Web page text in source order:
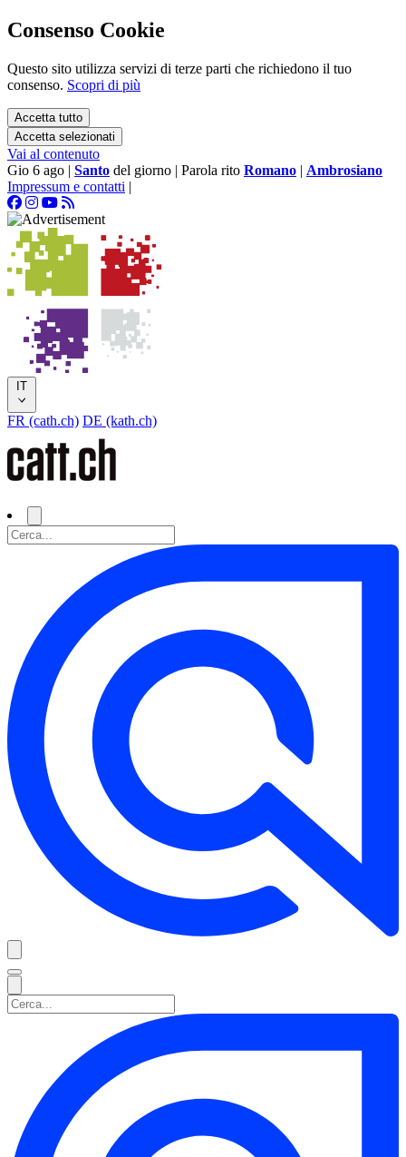
Consenso Cookie
Questo sito utilizza servizi di terze parti che richiedono il tuo
consenso. Scopri di più
Accetta tutto
Accetta selezionati
Vai al contenuto
Gio 6 ago | Santo del giorno | Parola rito Romano | Ambrosiano
Impressum e contatti |
IT
FR (cath.ch) DE (kath.ch)